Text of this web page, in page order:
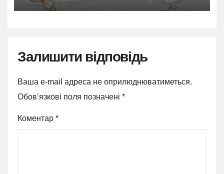
Залишити відповідь
Ваша e-mail адреса не оприлюднюватиметься.
Обов’язкові поля позначені *
Коментар *